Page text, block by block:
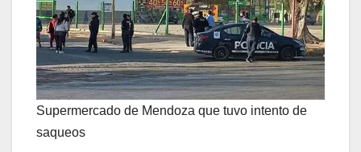
Supermercado de Mendoza que tuvo intento de
saqueos